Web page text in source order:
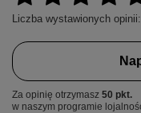
Liczba wystawionych
Za opinię otrzymasz 50 pkt.
w naszym programie